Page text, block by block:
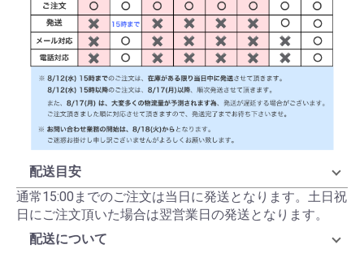
配送目安
通常15:00までのご注文は当日に発送となります。土日祝
日にご注文頂いた場合は翌営業日の発送となります。
配送について